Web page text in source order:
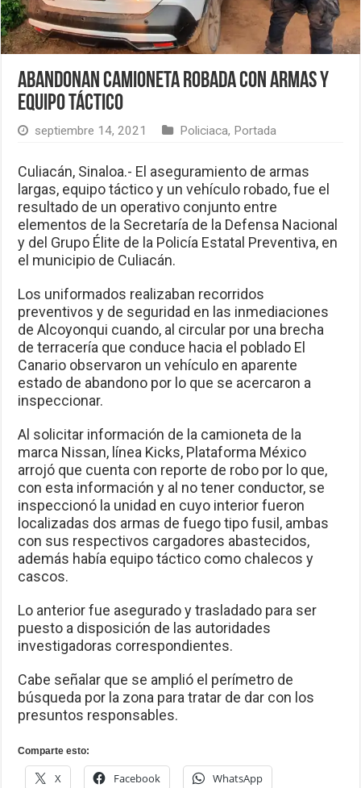
Abandonan camioneta robada con armas y
equipo táctico
septiembre 14, 2021 Policiaca, Portada
Culiacán, Sinaloa.- El aseguramiento de armas
largas, equipo táctico y un vehículo robado, fue el
resultado de un operativo conjunto entre
elementos de la Secretaría de la Defensa Nacional
y del Grupo Élite de la Policía Estatal Preventiva, en
el municipio de Culiacán.
Los uniformados realizaban recorridos
preventivos y de seguridad en las inmediaciones
de Alcoyonqui cuando, al circular por una brecha
de terracería que conduce hacia el poblado El
Canario observaron un vehículo en aparente
estado de abandono por lo que se acercaron a
inspeccionar.
Al solicitar información de la camioneta de la
marca Nissan, línea Kicks, Plataforma México
arrojó que cuenta con reporte de robo por lo que,
con esta información y al no tener conductor, se
inspeccionó la unidad en cuyo interior fueron
localizadas dos armas de fuego tipo fusil, ambas
con sus respectivos cargadores abastecidos,
además había equipo táctico como chalecos y
cascos.
Lo anterior fue asegurado y trasladado para ser
puesto a disposición de las autoridades
investigadoras correspondientes.
Cabe señalar que se amplió el perímetro de
búsqueda por la zona para tratar de dar con los
presuntos responsables.
Comparte esto:
X Facebook WhatsApp